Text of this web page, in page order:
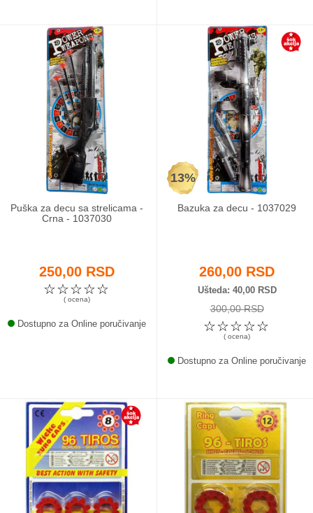
Puška za decu sa strelicama -
Crna - 1037030
250,00 RSD
☆
☆
☆
☆
☆
( ocena)
Dostupno za Online poručivanje
13%
Bazuka za decu - 1037029
260,00 RSD
Ušteda 40,00 RSD
300,00 RSD
☆
☆
☆
☆
☆
( ocena)
Dostupno za Online poručivanje